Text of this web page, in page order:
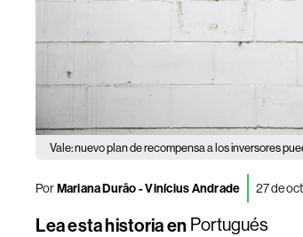
Vale: nuevo plan de recompensa a los inversores
PorMariana Durão - Vinícius Andrade 27 de
Lea esta historia en Portugués